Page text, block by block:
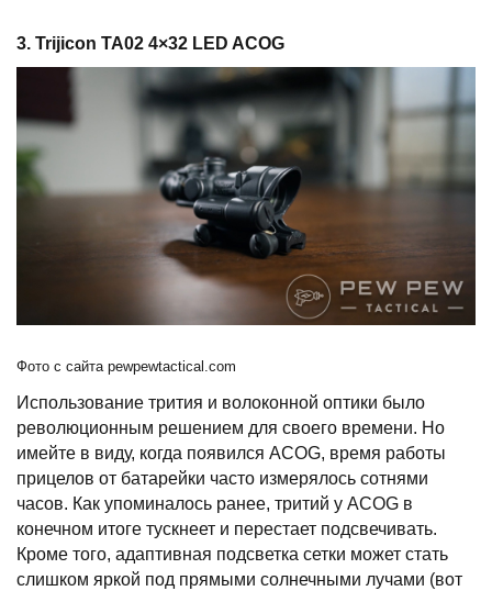
3. Trijicon TA02 4×32 LED ACOG
Фото с сайта pewpewtactical.com
Использование трития и волоконной оптики было
революционным решением для своего времени. Но
имейте в виду, когда появился ACOG, время работы
прицелов от батарейки часто измерялось сотнями
часов. Как упоминалось ранее, тритий у ACOG в
конечном итоге тускнеет и перестает подсвечивать.
Кроме того, адаптивная подсветка сетки может стать
слишком яркой под прямыми солнечными лучами (вот